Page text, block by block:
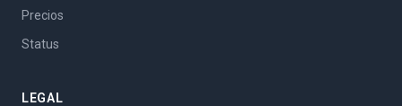
Precios
Status
LEGAL